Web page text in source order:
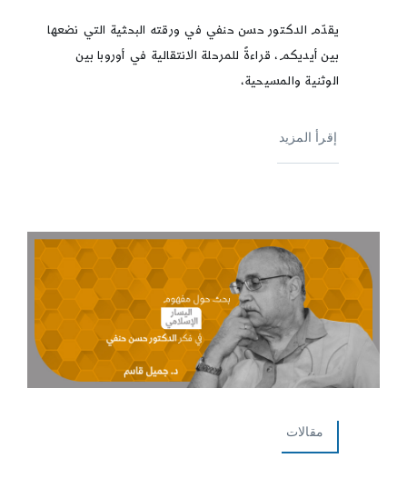
يقدّم الدكتور حسن حنفي في ورقته البحثية التي نضعها
بين أيديكم، قراءةً للمرحلة الانتقالية في أوروبا بين
الوثنية والمسيحية،
إقرأ المزيد
مقالات